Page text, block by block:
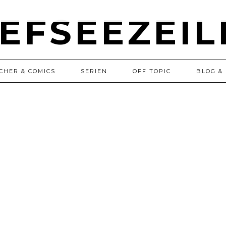
& COMICS SERIEN OFF TOPIC BLOG &